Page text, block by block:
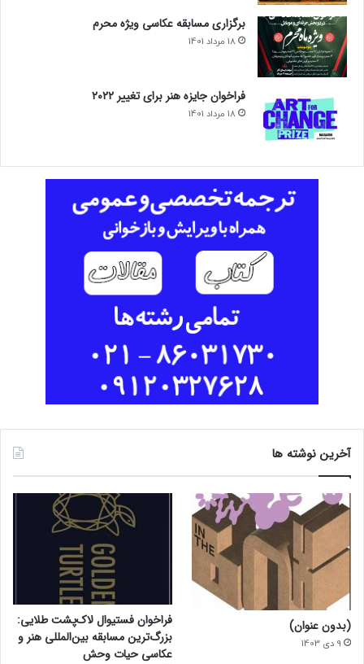
برگزاری مسابقه عکاسی ویژه محرم
18 مرداد 1401
فراخوان جایزه هنر برای تغییر ۲۰۲۲
18 مرداد 1401
آخرین نوشته ها
(بدون عنوان)
9 دی 1403
فراخوان فستیوال لاک‌پشت طلایی:
بزرگ‌ترین مسابقه بین‌المللی هنر و
عکاسی حیات وحش